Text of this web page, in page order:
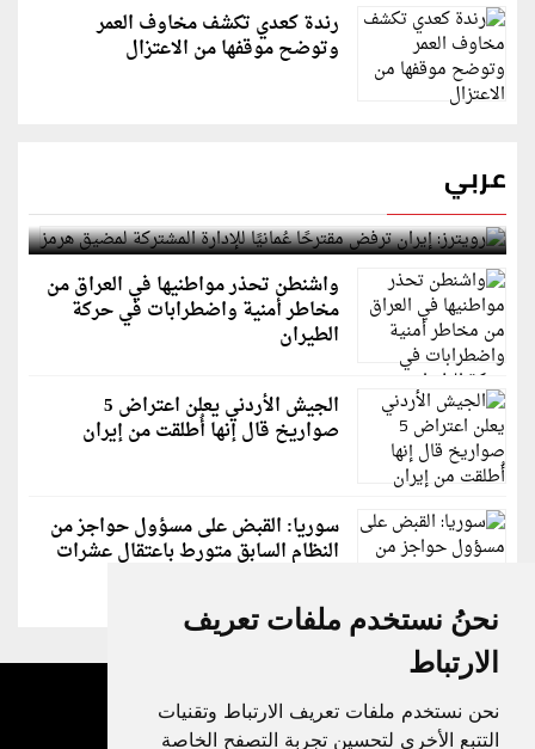
نحنُ نستخدم ملفات تعريف
الارتباط
نحن نستخدم ملفات تعريف الارتباط وتقنيات
التتبع الأخرى لتحسين تجربة التصفح الخاصة
رندة كعدي تكشف مخاوف العمر
وتوضح موقفها من الاعتزال
عربي
رويترز: إيران ترفض مقترحًا عُمانيًا للإدارة المشتركة
لمضيق هرمز
واشنطن تحذر مواطنيها في العراق من
مخاطر أمنية واضطرابات في حركة
الطيران
الجيش الأردني يعلن اعتراض 5
صواريخ قال إنها أُطلقت من إيران
سوريا: القبض على مسؤول حواجز من
النظام السابق متورط باعتقال عشرات